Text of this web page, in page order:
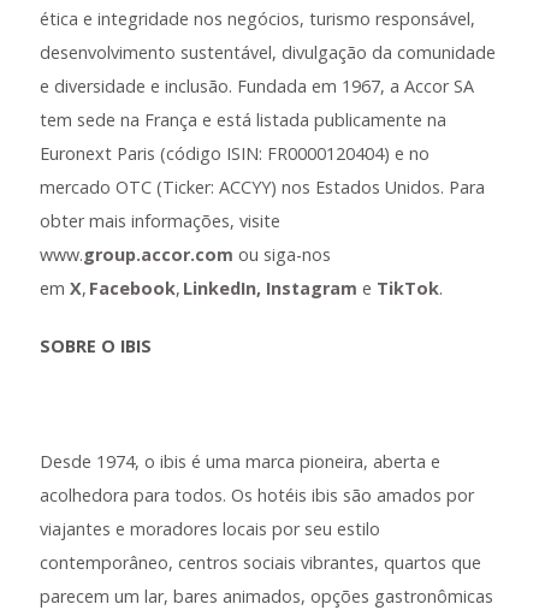
ética e integridade nos negócios, turismo responsável,
desenvolvimento sustentável, divulgação da comunidade
e diversidade e inclusão. Fundada em 1967, a Accor SA
tem sede na França e está listada publicamente na
Euronext Paris (código ISIN: FR0000120404) e no
mercado OTC (Ticker: ACCYY) nos Estados Unidos. Para
obter mais informações, visite
www.group.accor.com ou siga-nos
emX, Facebook, LinkedIn, Instagram e TikTok.
SOBRE O IBIS
Desde 1974, o ibis é uma marca pioneira, aberta e
acolhedora para todos. Os hotéis ibis são amados por
viajantes e moradores locais por seu estilo
contemporâneo, centros sociais vibrantes, quartos que
parecem um lar, bares animados, opções gastronômicas